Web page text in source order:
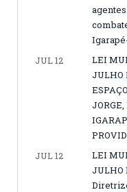
JUL 12
LEI
JULHO
JUL 12
LEI
JULHO